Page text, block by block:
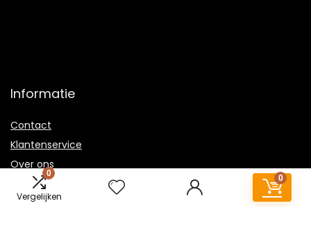
0
Vergelijken
0
Informatie
Contact
Klantenservice
Over ons
Overzicht
Onze webshops